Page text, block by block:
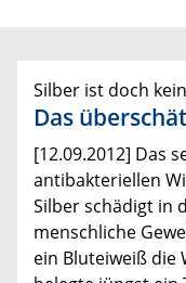
Silber ist doch
Das
[12.09.2012] Das
antibakteriellen
Silber schädigt in
menschliche
ein Bluteiweiß die